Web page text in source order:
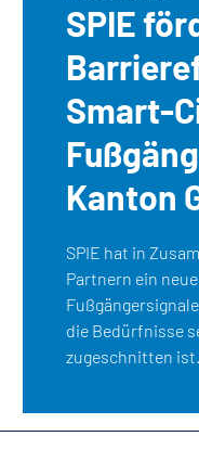
SPIE
Smart-
Kanton
SPIE hat in
Partnern ein
die Bedürfnisse
zugeschnitten ist.